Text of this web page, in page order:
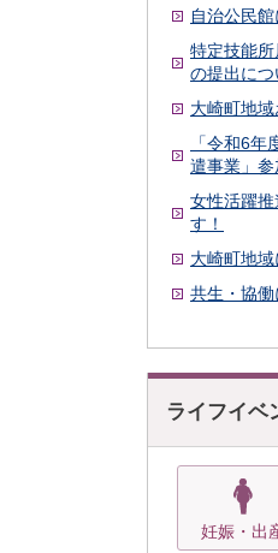
自治公民
特定技能
の提出につ
大崎町地
「令和6年
遣事業」
女性活躍推
す！
大崎町地
共生・協働
ライフイベ
妊娠・出